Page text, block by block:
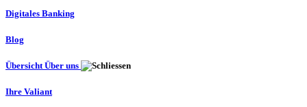
Digitales Banking
Blog
Übersicht Über uns
Ihre Valiant